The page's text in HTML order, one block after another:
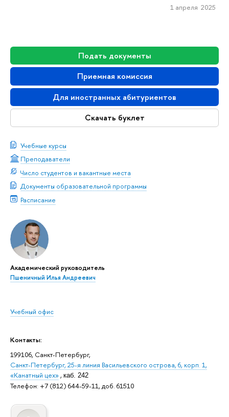
Подать документы
Приемная комиссия
Для иностранных абитуриентов
Скачать буклет
Учебные курсы
Преподаватели
Число студентов и вакантные места
Документы образовательной программы
Расписание
Академический руководитель
Пшеничный Илья Андреевич
Учебный офис
Контакты:
199106, Санкт-Петербург,
Санкт-Петербург, 25-я линия Васильевского острова, 6, корп. 1,
«Канатный цех», каб. 242
Телефон: +7 (812) 644-59-11, доб. 61510
1 апреля 2025